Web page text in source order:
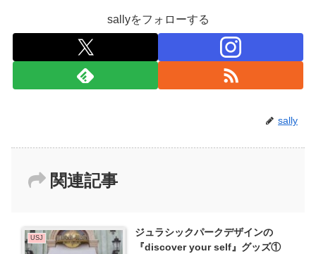
sallyをフォローする
sally
関連記事
USJ
ジュラシックパークデザインの
『discover your self』グッズ①